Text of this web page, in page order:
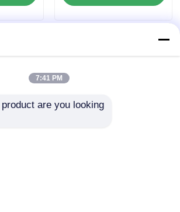
7:41 PM
are you looking